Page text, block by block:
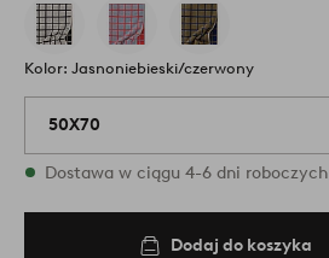
Kolor: Jasnoniebieski/czerwony
50X70
W magazynie
Dostawa w ciągu 4-6 dni roboczych
Dodaj do koszyka